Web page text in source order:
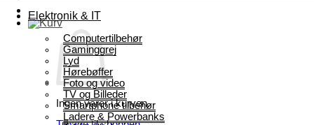
Ingen varer i kurven.
Elektronik & IT
Computertilbehør
Gaminggrej
Lyd
Hørebøffer
Foto og video
TV og Billeder
Smartphone tilbehør
Ladere & Powerbanks